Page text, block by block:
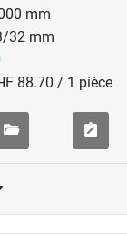
mm
32 mm
88.70 / 1 pièce